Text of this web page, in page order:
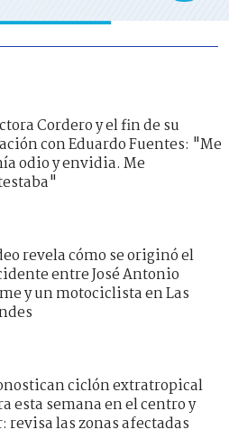
Cordero y el fin de su
con Eduardo Fuentes: "Me
odio y envidia. Me
revela cómo se originó el
entre José Antonio
y un motociclista en Las
ciclón extratropical
esta semana en el centro y
revisa las zonas afectadas